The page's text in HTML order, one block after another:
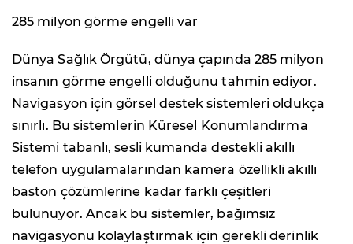
285 milyon görme engelli var
Dünya Sağlık Örgütü, dünya çapında 285 milyon
insanın görme engelli olduğunu tahmin ediyor.
Navigasyon için görsel destek sistemleri oldukça
sınırlı. Bu sistemlerin Küresel Konumlandırma
Sistemi tabanlı, sesli kumanda destekli akıllı
telefon uygulamalarından kamera özellikli akıllı
baston çözümlerine kadar farklı çeşitleri
bulunuyor. Ancak bu sistemler, bağımsız
navigasyonu kolaylaştırmak için gerekli derinlik